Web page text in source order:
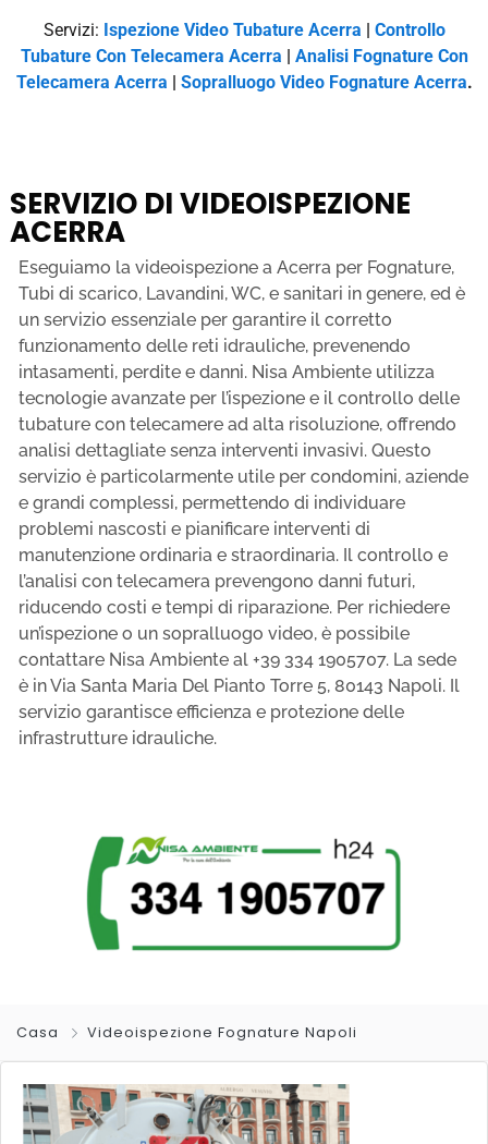
Servizi: Ispezione Video Tubature Acerra | Controllo
Tubature Con Telecamera Acerra | Analisi Fognature Con
Telecamera Acerra | Sopralluogo Video Fognature Acerra.
SERVIZIO DI VIDEOISPEZIONE
ACERRA
Eseguiamo la videoispezione a Acerra per Fognature,
Tubi di scarico, Lavandini, WC, e sanitari in genere, ed è
un servizio essenziale per garantire il corretto
funzionamento delle reti idrauliche, prevenendo
intasamenti, perdite e danni. Nisa Ambiente utilizza
tecnologie avanzate per l’ispezione e il controllo delle
tubature con telecamere ad alta risoluzione, offrendo
analisi dettagliate senza interventi invasivi. Questo
servizio è particolarmente utile per condomini, aziende
e grandi complessi, permettendo di individuare
problemi nascosti e pianificare interventi di
manutenzione ordinaria e straordinaria. Il controllo e
l’analisi con telecamera prevengono danni futuri,
riducendo costi e tempi di riparazione. Per richiedere
un’ispezione o un sopralluogo video, è possibile
contattare Nisa Ambiente al +39 334 1905707. La sede
è in Via Santa Maria Del Pianto Torre 5, 80143 Napoli. Il
servizio garantisce efficienza e protezione delle
infrastrutture idrauliche.
Casa Videoispezione Fognature Napoli